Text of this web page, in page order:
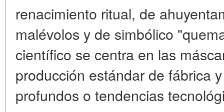
renacimiento ritual, de
malévolos y de simbólico
científico se centra en las
producción estándar de fábrica
profundos o tendencias